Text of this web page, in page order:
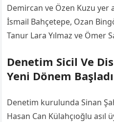
Demircan ve Özen Kuzu yer
İsmail Bahçetepe, Ozan
Tanur Lara Yılmaz ve Ömer
Denetim Sicil Ve
Yeni Dönem Başladı
Denetim kurulunda Sinan
Hasan Can Külahçıoğlu asıl